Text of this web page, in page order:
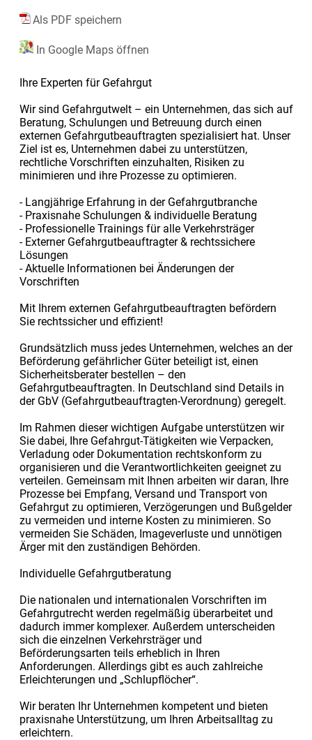
Als PDF speichern
In Google Maps öffnen
Ihre Experten für Gefahrgut
Wir sind Gefahrgutwelt – ein Unternehmen, das sich auf
Beratung, Schulungen und Betreuung durch einen
externen Gefahrgutbeauftragten spezialisiert hat. Unser
Ziel ist es, Unternehmen dabei zu unterstützen,
rechtliche Vorschriften einzuhalten, Risiken zu
minimieren und ihre Prozesse zu optimieren.
- Langjährige Erfahrung in der Gefahrgutbranche
- Praxisnahe Schulungen & individuelle Beratung
- Professionelle Trainings für alle Verkehrsträger
- Externer Gefahrgutbeauftragter & rechtssichere
Lösungen
- Aktuelle Informationen bei Änderungen der
Vorschriften
Mit Ihrem externen Gefahrgutbeauftragten befördern
Sie rechtssicher und effizient!
Grundsätzlich muss jedes Unternehmen, welches an der
Beförderung gefährlicher Güter beteiligt ist, einen
Sicherheitsberater bestellen – den
Gefahrgutbeauftragten. In Deutschland sind Details in
der GbV (Gefahrgutbeauftragten-Verordnung) geregelt.
Im Rahmen dieser wichtigen Aufgabe unterstützen wir
Sie dabei, Ihre Gefahrgut-Tätigkeiten wie Verpacken,
Verladung oder Dokumentation rechtskonform zu
organisieren und die Verantwortlichkeiten geeignet zu
verteilen. Gemeinsam mit Ihnen arbeiten wir daran, Ihre
Prozesse bei Empfang, Versand und Transport von
Gefahrgut zu optimieren, Verzögerungen und Bußgelder
zu vermeiden und interne Kosten zu minimieren. So
vermeiden Sie Schäden, Imageverluste und unnötigen
Ärger mit den zuständigen Behörden.
Individuelle Gefahrgutberatung
Die nationalen und internationalen Vorschriften im
Gefahrgutrecht werden regelmäßig überarbeitet und
dadurch immer komplexer. Außerdem unterscheiden
sich die einzelnen Verkehrsträger und
Beförderungsarten teils erheblich in Ihren
Anforderungen. Allerdings gibt es auch zahlreiche
Erleichterungen und „Schlupflöcher“.
Wir beraten Ihr Unternehmen kompetent und bieten
praxisnahe Unterstützung, um Ihren Arbeitsalltag zu
erleichtern.